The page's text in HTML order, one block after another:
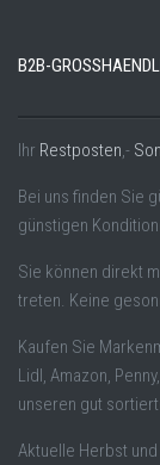
B2B-
Ihr Restposten,-
Bei uns finden Sie
günstigen
Sie können direkt
treten. Keine
Kaufen Sie
Lidl, Amazon,
unseren gut
Aktuelle Herbst